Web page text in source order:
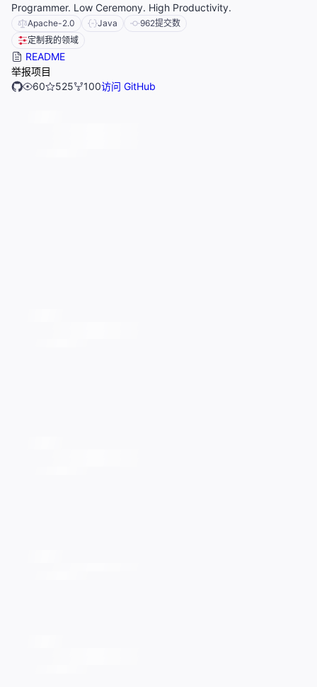
Programmer. Low Ceremony. High Productivity.
Apache-2.0 Java 962提交数
定制我的领域
README
举报项目
60
525 100访问 GitHub